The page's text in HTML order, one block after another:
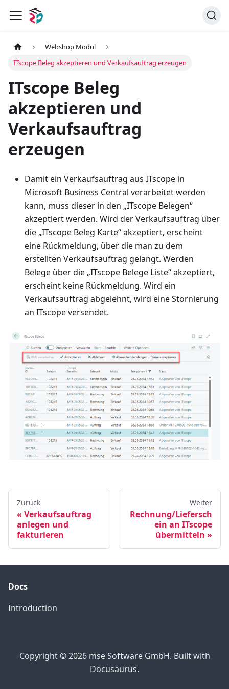
Webshop Modul
ITscope Beleg akzeptieren und Verkaufsauftrag erzeugen
ITscope Beleg
akzeptieren und
Verkaufsauftrag
erzeugen
Damit ein Verkaufsauftrag aus ITscope in
Microsoft Business Central verarbeitet werden
kann, muss dieser in den „ITscope Belegen“
akzeptiert werden. Wird der Verkaufsauftrag über
die „ITscope Beleg Karte“ akzeptiert, erscheint
eine Rückmeldung, über die man zu dem
erstellten Verkaufsauftrag gelangt. Werden
Belege über die „ITscope Belege Liste“ akzeptiert,
erscheint keine Rückmeldung. Wird ein
Verkaufsauftrag abgelehnt, wird eine Stornierung
an ITscope versendet.
Zurück
Verkaufsauftrag
anlegen und
fakturieren
Weiter
Rechnung/Liefersch
ein an ITscope
übermitteln
Docs
Introduction
Copyright © 2026 mse Software GmbH. Built with
Docusaurus.